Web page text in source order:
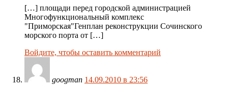
[…] площади перед городской администрацией
Многофункциональный комплекс
"Приморская"Генплан реконструкции Сочинского
морского порта от […]
Войдите, чтобы оставить комментарий
googman 14.09.2010 в 23:56